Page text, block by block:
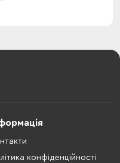
конфіденційності